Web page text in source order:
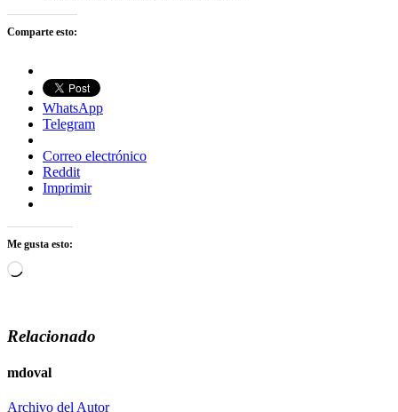
Comparte esto:
WhatsApp
Telegram
Correo electrónico
Reddit
Imprimir
Me gusta esto:
Cargando...
Relacionado
mdoval
Archivo del Autor